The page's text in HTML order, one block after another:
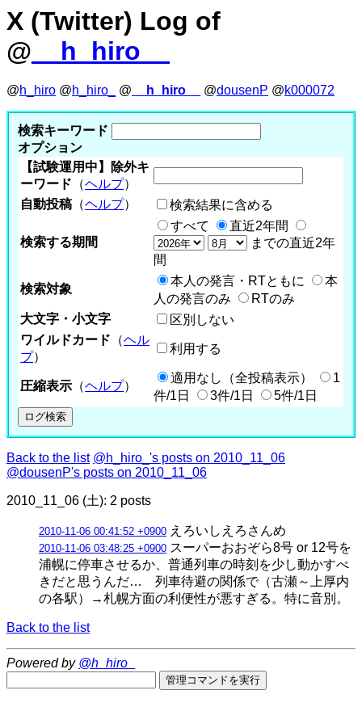
X (Twitter) Log of
@ __h_hiro__
@h_hiro @h_hiro_ @ __h_hiro__ @dousenP @k000072
検索キーワード
オプション
【試験運用中】除外キ
ーワード （ヘルプ）
自動投稿 （ヘルプ） 検索結果に含める
検索する期間
すべて
直近2年間
までの直近2年
間
検索対象
本人の発言・RTともに
本
人の発言のみ
RTのみ
大文字・小文字
区別しない
ワイルドカード （ヘル
プ）
利用する
圧縮表示 （ヘルプ）
適用なし（全投稿表示）
1
件/1日
3件/1日 5件/1日
Back to the list @h_hiro_'s posts on 2010_11_06
@dousenP's posts on 2010_11_06
2010_11_06 (土): 2 posts
2010-11-06 00:41:52 +0900 えろいしえろさんめ
2010-11-06 03:48:25 +0900 スーパーおおぞら8号 or 12号を
浦幌に停車させるか、普通列車の時刻を少し動かすべ
きだと思うんだ… 列車待避の関係で（古瀬～上厚内
の各駅）→札幌方面の利便性が悪すぎる。特に音別。
Back to the list
Powered by @h_hiro_